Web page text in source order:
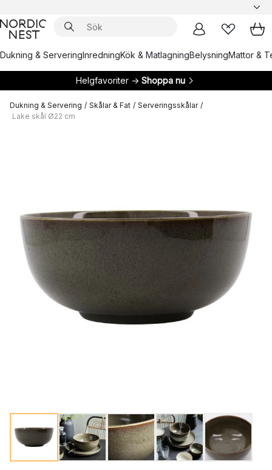
Dukning & ServeringInredningKök & MatlagningBelysningMattor &
Helgfavoriter → Shoppa nu
Dukning & Servering / Skålar & Fat / Serveringsskålar /
Lake skål Ø22 cm